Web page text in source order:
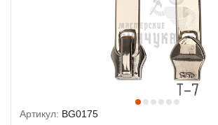
Артикул: BG0175